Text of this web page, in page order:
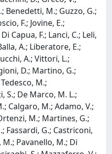
Benedetti, M.; Guzzo, G.;
F.; Jovine, E.;
Capua, F.; Lanci, C.; Leli,
A.; Liberatore, E.;
A.; Vittori, L.;
D.; Martino, G.;
M.;
S.; De Marco, M. L.;
Calgaro, M.; Adamo, V.;
M.; Martines, G.;
Fassardi, G.; Castriconi,
M.; Pavanello, M.; Di